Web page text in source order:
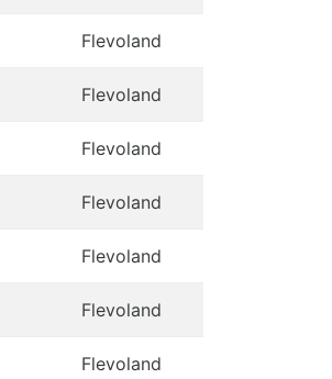
Flevoland
Flevoland
Flevoland
Flevoland
Flevoland
Flevoland
Flevoland